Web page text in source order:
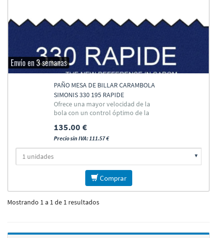
Envío en 3 semanas
PAÑO MESA DE BILLAR CARAMBOLA
SIMONIS 330 195 RAPIDE
Ofrece una mayor velocidad de la
bola con un control óptimo de la
135.00 €
Precio sin IVA: 111.57 €
Comprar
Mostrando 1 a 1 de 1 resultados